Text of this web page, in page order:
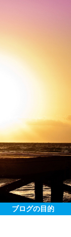
ブログの目的